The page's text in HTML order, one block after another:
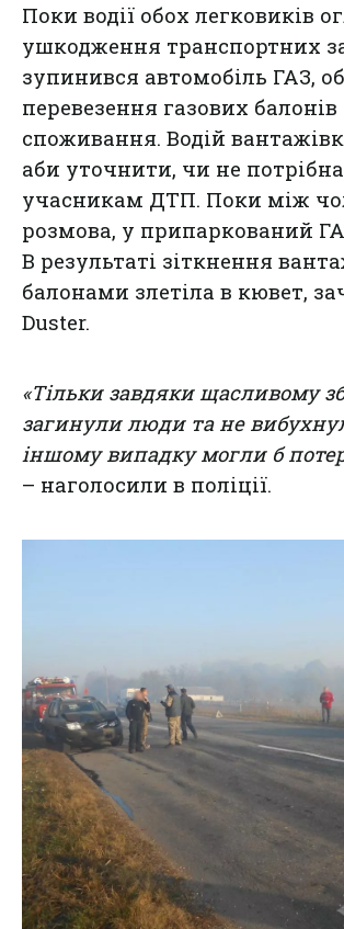
Поки водії обох легковиків
ушкодження транспортних
зупинився автомобіль ГАЗ,
перевезення газових
споживання. Водій
аби уточнити, чи не
учасникам ДТП. Поки між
розмова, у припаркований
В результаті зіткнення
балонами злетіла в кювет,
Duster.
«Тільки завдяки щасливому
загинули люди та не
іншому випадку могли б
– наголосили в поліції.